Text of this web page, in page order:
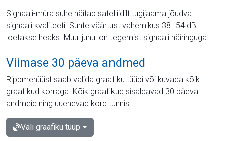
Signaali-müra suhe näitab satelliidilt tugijaama jõudva
signaali kvaliteeti. Suhte väärtust vahemikus 38–54 dB
loetakse heaks. Muul juhul on tegemist signaali häiringuga.
Viimase 30 päeva andmed
Rippmenüüst saab valida graafiku tüübi või kuvada kõik
graafikud korraga. Kõik graafikud sisaldavad 30 päeva
andmeid ning uuenevad kord tunnis.
Vali graafiku tüüp